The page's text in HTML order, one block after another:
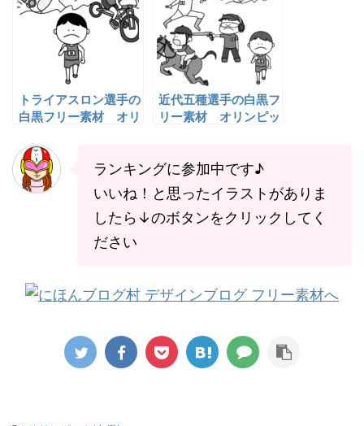
トライアスロン選手の
白黒フリー素材 オリ
近代五種選手の白黒フ
リー素材 オリンピッ
ランキングに参加中です♪
いいね！と思ったイラストがありま
したら↓のボタンをクリックしてく
ださい